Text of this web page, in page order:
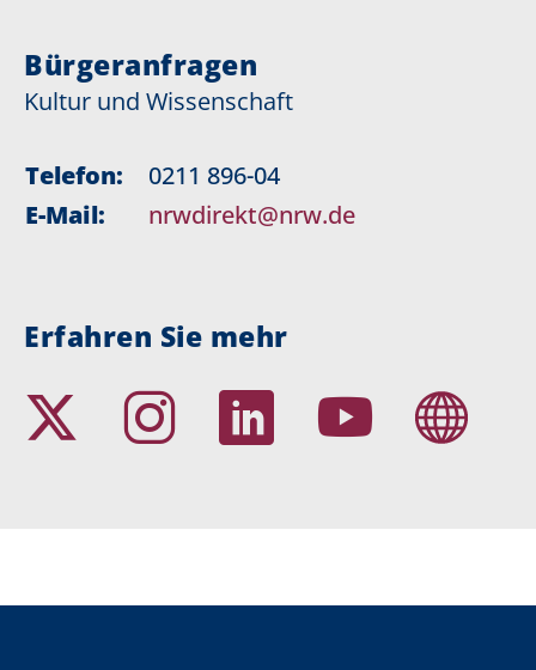
Bürgeranfragen
Kultur und Wissenschaft
Telefon:
0211 896-04
E-Mail:
nrwdirekt@nrw.de
Erfahren Sie mehr